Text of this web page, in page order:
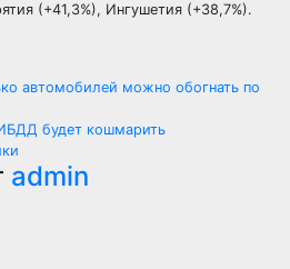
(+41,3%), Ингушетия (+38,7%).
автомобилей можно обогнать по
будет кошмарить
admin